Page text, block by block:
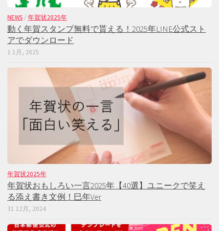
NEWS / 年賀状2025年
動く年賀スタンプ無料で貰える！2025年LINE公式スト
アでダウンロード
1 1月, 2025
年賀状2025年
年賀状おもしろい一言2025年【40選】ユニークで笑え
る添え書き文例！巳年Ver
31 12月, 2024